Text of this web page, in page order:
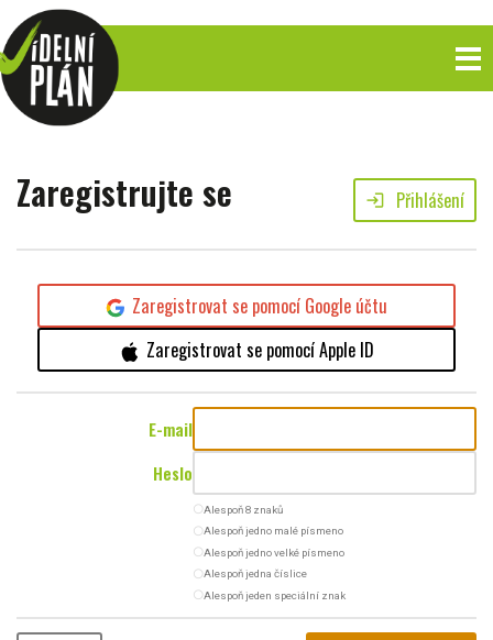
Zaregistrujte se login Přihlášení
Zaregistrovat se pomocí Google účtu
Zaregistrovat se pomocí Apple ID
E-mail
Heslo
radio_button_uncheckedAlespoň 8 znaků
radio_button_uncheckedAlespoň jedno malé písmeno
radio_button_uncheckedAlespoň jedno velké písmeno
radio_button_uncheckedAlespoň jedna číslice
radio_button_uncheckedAlespoň jeden speciální znak